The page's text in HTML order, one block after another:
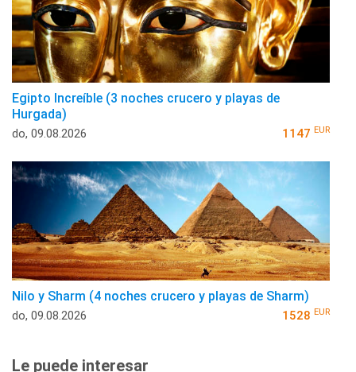
Egipto Increíble (3 noches crucero y playas de
Hurgada)
do, 09.08.2026 1147 EUR
Nilo y Sharm (4 noches crucero y playas de Sharm)
do, 09.08.2026 1528 EUR
Le puede interesar